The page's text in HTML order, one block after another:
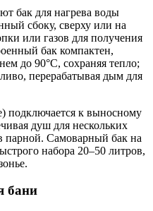
бак для нагрева воды
сбоку, сверху или на
или газов для получения
бак компактен,
до 90°C, сохраняя тепло;
перерабатывая дым для
подключается к выносному
душ для нескольких
парной. Самоварный бак на
набора 20–50 литров,
бани